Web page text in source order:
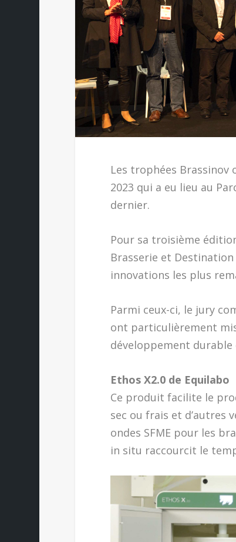
Les trophées
2023 qui a eu lieu au
dernier.
Pour sa troisième
Brasserie et
innovations les plus
Parmi ceux-ci, le jury
ont particulièrement
développement
Ethos X2.0 de Equilabo
Ce produit facilite le
sec ou frais et
ondes SFME pour les
in situ raccourcit le